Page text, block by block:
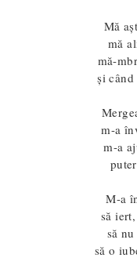
Mă
mă
mă-
şi când
m-a
m-a
M-a
să
să
să o